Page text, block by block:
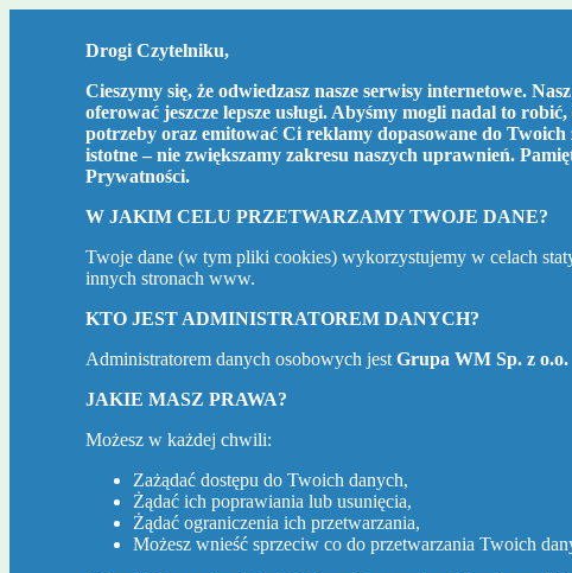
Drogi Czytelniku,
Cieszymy się, że odwiedzasz nasze serwisy internetowe.
oferować jeszcze lepsze usługi. Abyśmy mogli nadal to
potrzeby oraz emitować Ci reklamy dopasowane do
istotne – nie zwiększamy zakresu naszych uprawnień.
Prywatności.
W JAKIM CELU PRZETWARZAMY TWOJE DANE?
Twoje dane (w tym pliki cookies) wykorzystujemy w celach
innych stronach www.
KTO JEST ADMINISTRATOREM DANYCH?
Administratorem danych osobowych jest Grupa WM Sp. z o.o.
JAKIE MASZ PRAWA?
Możesz w każdej chwili:
Zażądać dostępu do Twoich danych,
Żądać ich poprawiania lub usunięcia,
Żądać ograniczenia ich przetwarzania,
Możesz wnieść sprzeciw co do przetwarzania Twoich